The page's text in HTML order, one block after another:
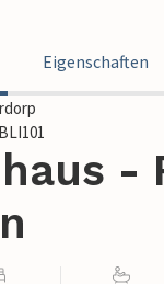
Eigenschaften
BLI101
-